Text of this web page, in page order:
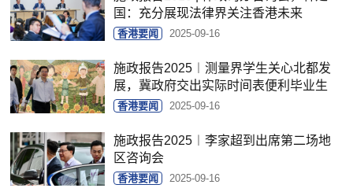
国：充分展现法律界关注香港未来
香港要闻 2025-09-16
施政报告2025︱测量界学生关心北都发
展，冀政府交出实际时间表便利毕业生
香港要闻 2025-09-16
施政报告2025︱李家超到出席第二场地
区咨询会
香港要闻 2025-09-16